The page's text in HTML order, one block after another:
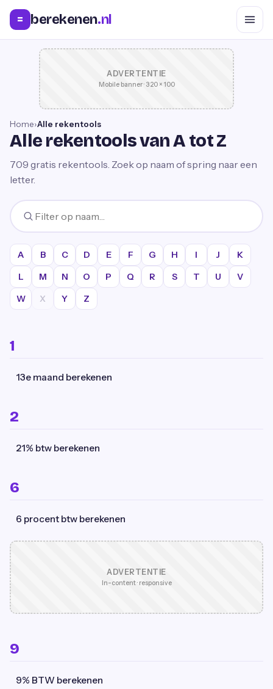
= berekenen.nl
ADVERTENTIE
Mobile banner · 320 × 100
Home›Alle rekentools
Alle rekentools van A tot Z
709 gratis rekentools. Zoek op naam of spring naar een
letter.
A B C D E F G H I J
K
L
M N O P Q R S T U
V
W
X Y Z
1
13e maand berekenen
2
21% btw berekenen
6
6 procent btw berekenen
ADVERTENTIE
In-content · responsive
9
9% BTW berekenen